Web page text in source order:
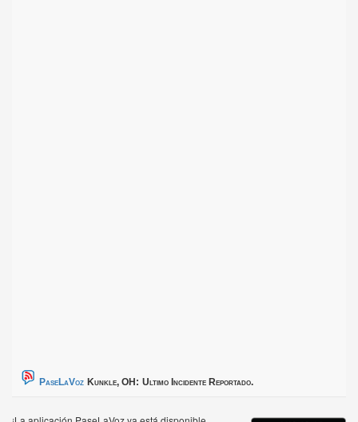
PaseLaVoz Kunkle, OH: Ultimo Incidente Reportado.